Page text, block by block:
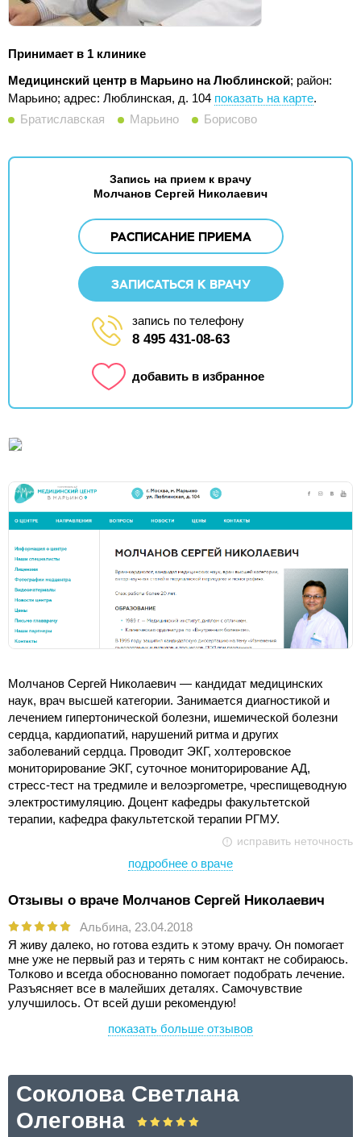
Принимает в 1 клинике
Медицинский центр в Марьино на Люблинской; район:
Марьино; адрес: Люблинская, д. 104 показать на карте.
Братиславская
Марьино Борисово
Запись на прием к врачу
Молчанов Сергей Николаевич
РАСПИСАНИЕ ПРИЕМА
ЗАПИСАТЬСЯ К ВРАЧУ
запись по телефону
8 495 431-08-63
добавить в избранное
Молчанов Сергей Николаевич — кандидат медицинских
наук, врач высшей категории. Занимается диагностикой и
лечением гипертонической болезни, ишемической болезни
сердца, кардиопатий, нарушений ритма и других
заболеваний сердца. Проводит ЭКГ, холтеровское
мониторирование ЭКГ, суточное мониторирование АД,
стресс-тест на тредмиле и велоэргометре, чреспищеводную
электростимуляцию. Доцент кафедры факультетской
терапии, кафедра факультетской терапии РГМУ.
исправить неточность
подробнее о враче
Отзывы о враче Молчанов Сергей Николаевич
Альбина, 23.04.2018
Я живу далеко, но готова ездить к этому врачу. Он помогает
мне уже не первый раз и терять с ним контакт не собираюсь.
Толково и всегда обоснованно помогает подобрать лечение.
Разъясняет все в малейших деталях. Самочувствие
улучшилось. От всей души рекомендую!
показать больше отзывов
Соколова Светлана
Олеговна